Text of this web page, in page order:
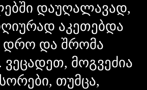
დაუღალავად,
აკეთებდა
დრო და შრომა
ვეცადეთ, მოგვეძია
თუმცა,